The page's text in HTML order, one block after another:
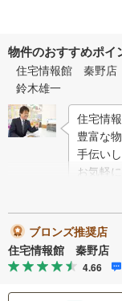
物件のおすすめポイ
住宅情報館 秦野店
鈴木雄一
住宅情
豊富な
手伝い
お気軽
開催中
ブロンズ推奨店
住宅情報館 秦野店
4.66